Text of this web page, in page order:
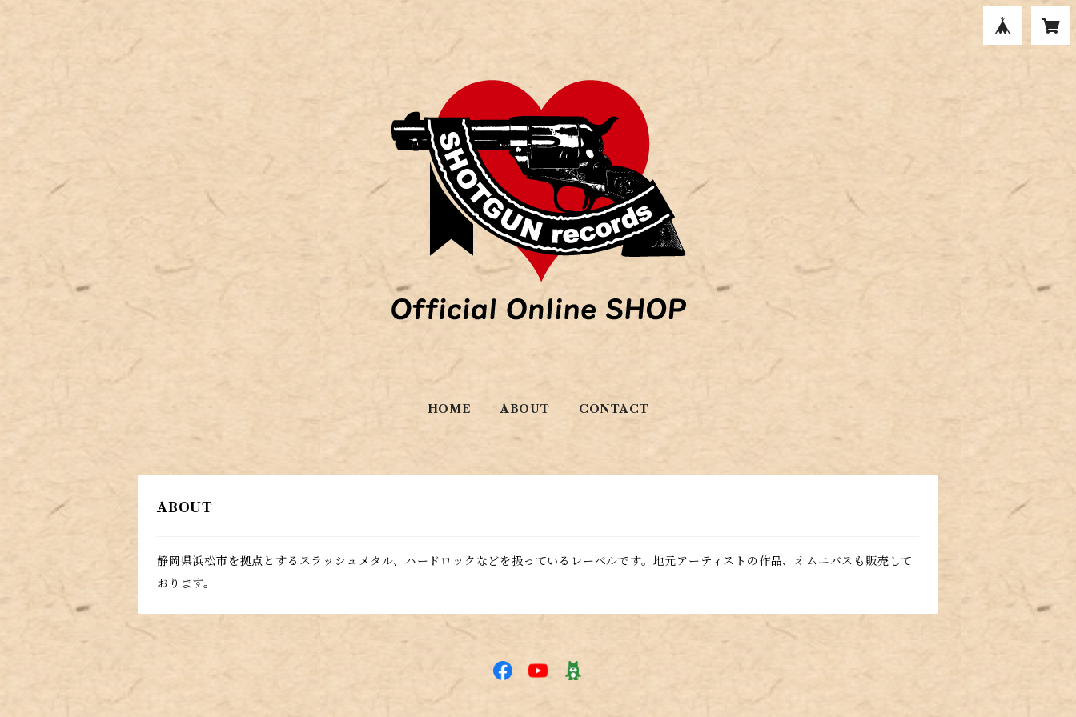
HOME ABOUT CONTACT
ABOUT
静岡県浜松市を拠点とするスラッシュメタル、ハードロックなどを扱っているレーベルです。地元アーティストの作品、オムニバスも販売して
おります。